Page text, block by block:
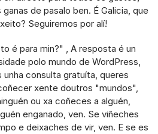
de pasalo ben. É Galicia, que
Seguiremos por alí!
é para min?" , A resposta é un
polo mundo de WordPress,
consulta gratuíta, queres
xente doutros "mundos",
ou xa coñeces a alguén,
enganado, ven. Se viñeches
e deixaches de vir, ven. E se es